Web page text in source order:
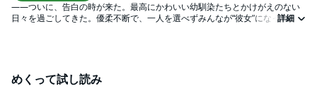
――ついに、告白の時が来た。最高にかわいい幼馴染たちとかけがえのない
日々を過ごしてきた。優柔不断で、一人を選べずみんなが“彼女”になった時も
詳細
めくって試し読み